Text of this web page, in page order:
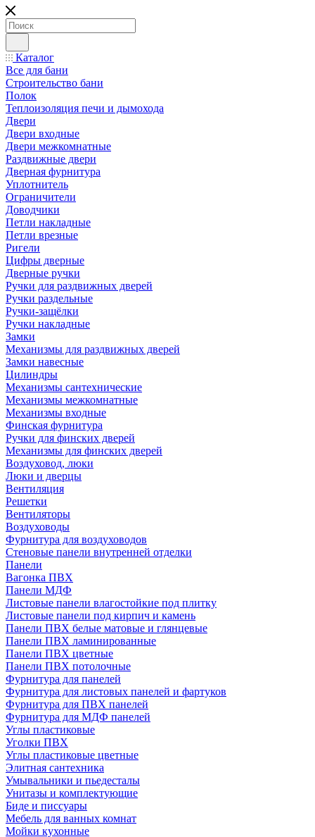
Каталог
Все для бани
Строительство бани
Полок
Теплоизоляция печи и дымохода
Двери
Двери входные
Двери межкомнатные
Раздвижные двери
Дверная фурнитура
Уплотнитель
Ограничители
Доводчики
Петли накладные
Петли врезные
Ригели
Цифры дверные
Дверные ручки
Ручки для раздвижных дверей
Ручки раздельные
Ручки-защёлки
Ручки накладные
Замки
Механизмы для раздвижных дверей
Замки навесные
Цилиндры
Механизмы сантехнические
Механизмы межкомнатные
Механизмы входные
Финская фурнитура
Ручки для финских дверей
Механизмы для финских дверей
Воздуховод, люки
Люки и дверцы
Вентиляция
Решетки
Вентиляторы
Воздуховоды
Фурнитура для воздуховодов
Стеновые панели внутренней отделки
Панели
Вагонка ПВХ
Панели МДФ
Листовые панели влагостойкие под плитку
Листовые панели под кирпич и камень
Панели ПВХ белые матовые и глянцевые
Панели ПВХ ламинированные
Панели ПВХ цветные
Панели ПВХ потолочные
Фурнитура для панелей
Фурнитура для листовых панелей и фартуков
Фурнитура для ПВХ панелей
Фурнитура для МДФ панелей
Углы пластиковые
Уголки ПВХ
Углы пластиковые цветные
Элитная сантехника
Умывальники и пьедесталы
Унитазы и комплектующие
Биде и писсуары
Мебель для ванных комнат
Мойки кухонные